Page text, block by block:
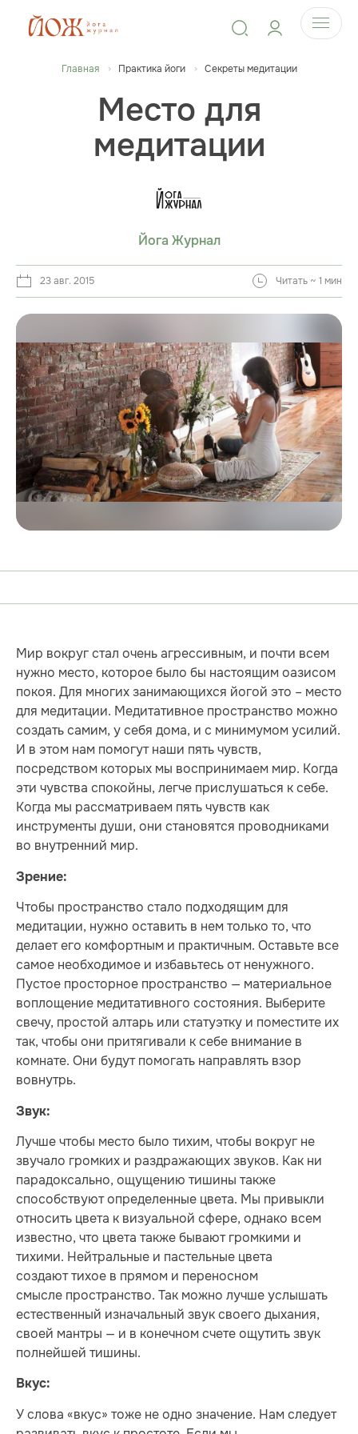
Главная Практика йоги Секреты медитации
Место для
медитации
Йога Журнал
23 авг. 2015 Читать ~ 1 мин
Мир вокруг стал очень агрессивным, и почти всем
нужно место, которое было бы настоящим оазисом
покоя. Для многих занимающихся йогой это – место
для медитации. Медитативное пространство можно
создать самим, у себя дома, и с минимумом усилий.
И в этом нам помогут наши пять чувств,
посредством которых мы воспринимаем мир. Когда
эти чувства спокойны, легче прислушаться к себе.
Когда мы рассматриваем пять чувств как
инструменты души, они становятся проводниками
во внутренний мир.
Зрение:
Чтобы пространство стало подходящим для
медитации, нужно оставить в нем только то, что
делает его комфортным и практичным. Оставьте все
самое необходимое и избавьтесь от ненужного.
Пустое просторное пространство — материальное
воплощение медитативного состояния. Выберите
свечу, простой алтарь или статуэтку и поместите их
так, чтобы они притягивали к себе внимание в
комнате. Они будут помогать направлять взор
вовнутрь.
Звук:
Лучше чтобы место было тихим, чтобы вокруг не
звучало громких и раздражающих звуков. Как ни
парадоксально, ощущению тишины также
способствуют определенные цвета. Мы привыкли
относить цвета к визуальной сфере, однако всем
известно, что цвета также бывают громкими и
тихими. Нейтральные и пастельные цвета
создают тихое в прямом и переносном
смысле пространство. Так можно лучше услышать
естественный изначальный звук своего дыхания,
своей мантры — и в конечном счете ощутить звук
полнейшей тишины.
Вкус:
У слова «вкус» тоже не одно значение. Нам следует